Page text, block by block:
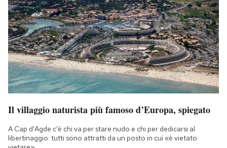
Il villaggio naturista più famoso d’Europa, spiegato
A Cap d'Agde c'è chi va per stare nudo e chi per dedicarsi al
libertinaggio: tutti sono attratti da un posto in cui «è vietato